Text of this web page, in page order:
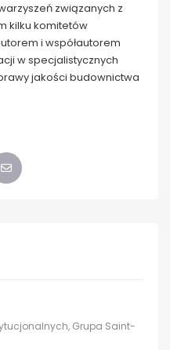
związanych z
kilku komitetów
i współautorem
w specjalistycznych
jakości budownictwa
Grupa Saint-